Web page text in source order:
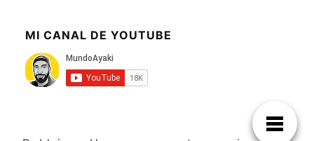
MI CANAL DE YOUTUBE